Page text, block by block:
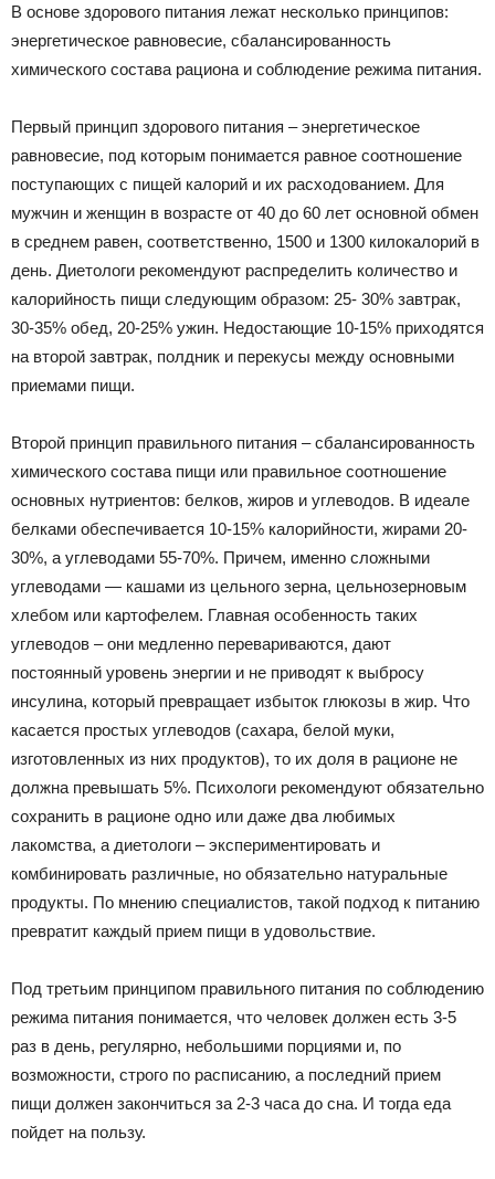
В основе здорового питания лежат несколько принципов:
энергетическое равновесие, сбалансированность
химического состава рациона и соблюдение режима питания.
Первый принцип здорового питания – энергетическое
равновесие, под которым понимается равное соотношение
поступающих с пищей калорий и их расходованием. Для
мужчин и женщин в возрасте от 40 до 60 лет основной обмен
в среднем равен, соответственно, 1500 и 1300 килокалорий в
день. Диетологи рекомендуют распределить количество и
калорийность пищи следующим образом: 25- 30% завтрак,
30-35% обед, 20-25% ужин. Недостающие 10-15% приходятся
на второй завтрак, полдник и перекусы между основными
приемами пищи.
Второй принцип правильного питания – сбалансированность
химического состава пищи или правильное соотношение
основных нутриентов: белков, жиров и углеводов. В идеале
белками обеспечивается 10-15% калорийности, жирами 20-
30%, а углеводами 55-70%. Причем, именно сложными
углеводами — кашами из цельного зерна, цельнозерновым
хлебом или картофелем. Главная особенность таких
углеводов – они медленно перевариваются, дают
постоянный уровень энергии и не приводят к выбросу
инсулина, который превращает избыток глюкозы в жир. Что
касается простых углеводов (сахара, белой муки,
изготовленных из них продуктов), то их доля в рационе не
должна превышать 5%. Психологи рекомендуют обязательно
сохранить в рационе одно или даже два любимых
лакомства, а диетологи – экспериментировать и
комбинировать различные, но обязательно натуральные
продукты. По мнению специалистов, такой подход к питанию
превратит каждый прием пищи в удовольствие.
Под третьим принципом правильного питания по соблюдению
режима питания понимается, что человек должен есть 3-5
раз в день, регулярно, небольшими порциями и, по
возможности, строго по расписанию, а последний прием
пищи должен закончиться за 2-3 часа до сна. И тогда еда
пойдет на пользу.